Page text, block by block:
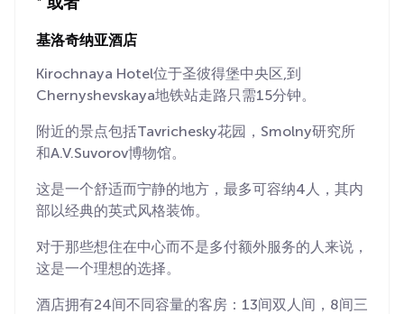
* 或者
基洛奇纳亚酒店
Kirochnaya Hotel位于圣彼得堡中央区,到
Chernyshevskaya地铁站走路只需15分钟。
附近的景点包括Tavrichesky花园，Smolny研究所
和A.V.Suvorov博物馆。
这是一个舒适而宁静的地方，最多可容纳4人，其内
部以经典的英式风格装饰。
对于那些想住在中心而不是多付额外服务的人来说，
这是一个理想的选择。
酒店拥有24间不同容量的客房：13间双人间，8间三